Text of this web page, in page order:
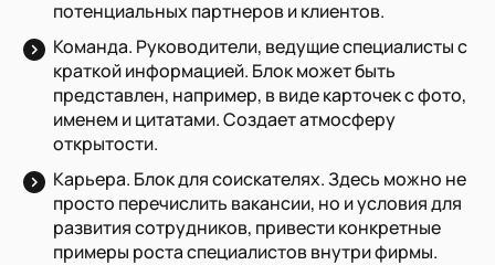
потенциальных партнеров и клиентов.
Команда. Руководители, ведущие специалисты с
краткой информацией. Блок может быть
представлен, например, в виде карточек с фото,
именем и цитатами. Создает атмосферу
открытости.
Карьера. Блок для соискателях. Здесь можно не
просто перечислить вакансии, но и условия для
развития сотрудников, привести конкретные
примеры роста специалистов внутри фирмы.